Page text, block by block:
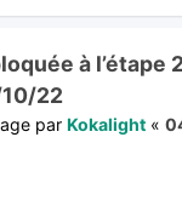
à l’étape
22
par Kokalight «